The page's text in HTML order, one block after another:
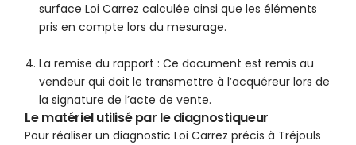
surface Loi Carrez calculée ainsi que les éléments
pris en compte lors du mesurage.
La remise du rapport : Ce document est remis au
vendeur qui doit le transmettre à l’acquéreur lors de
la signature de l’acte de vente.
Le matériel utilisé par le diagnostiqueur
Pour réaliser un diagnostic Loi Carrez précis à Tréjouls